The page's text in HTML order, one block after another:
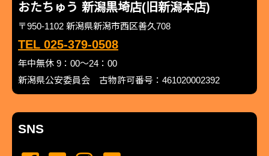
おたちゅう 新潟黒埼店(旧新潟本店)
〒950-1102 新潟県新潟市西区善久708
TEL 025-379-0508
年中無休 9：00～24：00
新潟県公安委員会 古物許可番号：461020002392
SNS